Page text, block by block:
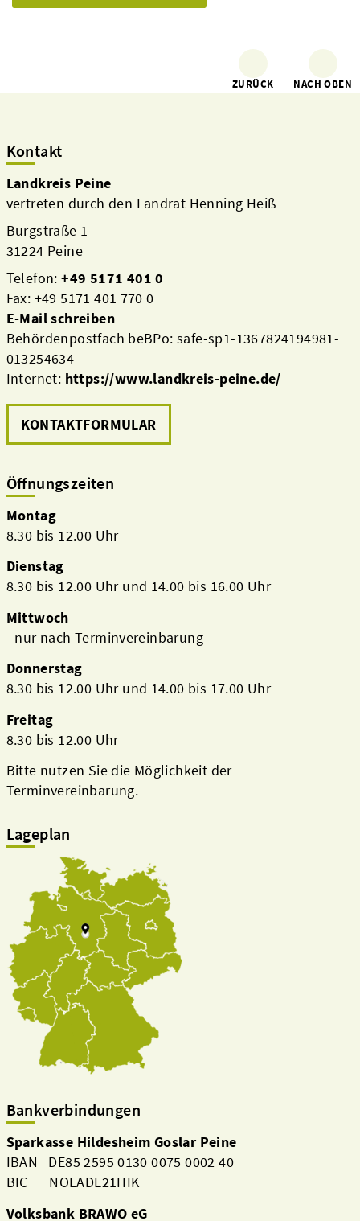
ZURÜCK NACH OBEN
Kontakt
Landkreis Peine
vertreten durch den Landrat Henning Heiß
Burgstraße 1
31224 Peine
Telefon:+49 5171 401 0
Fax: +49 5171 401 770 0
E-Mail schreiben
Behördenpostfach beBPo: safe-sp1-1367824194981-
013254634
Internet: https://www.landkreis-peine.de/
KONTAKTFORMULAR
Öffnungszeiten
Montag
8.30 bis 12.00 Uhr
Dienstag
8.30 bis 12.00 Uhr und 14.00 bis 16.00 Uhr
Mittwoch
- nur nach Terminvereinbarung
Donnerstag
8.30 bis 12.00 Uhr und 14.00 bis 17.00 Uhr
Freitag
8.30 bis 12.00 Uhr
Bitte nutzen Sie die Möglichkeit der
Terminvereinbarung.
Lageplan
Bankverbindungen
Sparkasse Hildesheim Goslar Peine
IBAN DE85 2595 0130 0075 0002 40
BIC NOLADE21HIK
Volksbank BRAWO eG